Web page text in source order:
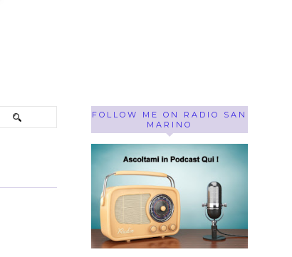
FOLLOW ME ON RADIO SAN
MARINO